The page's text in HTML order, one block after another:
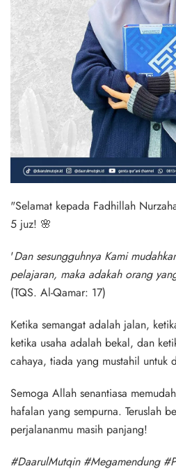
"Selamat kepada Fadhillah
5 juz! 🌸
'Dan sesungguhnya Kami
pelajaran, maka adakah orang
(TQS. Al-Qamar: 17)
Ketika semangat adalah jalan,
ketika usaha adalah bekal, dan
cahaya, tiada yang mustahil untuk
Semoga Allah senantiasa
hafalan yang sempurna. Teruslah
perjalananmu masih panjang!
#DaarulMutqin #Megamendung